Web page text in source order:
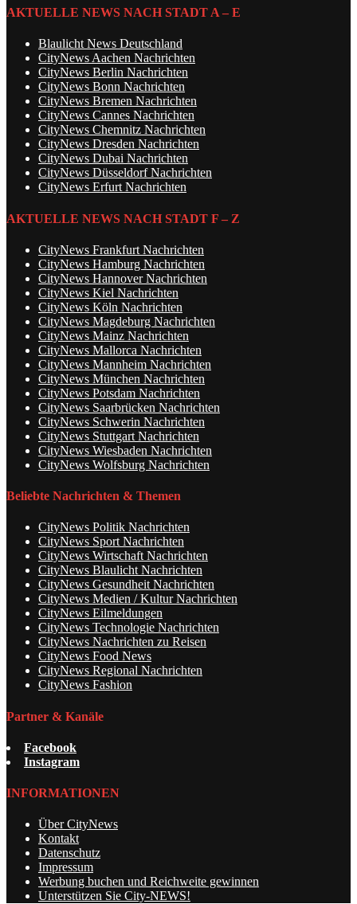
AKTUELLE NEWS NACH STADT A – E
Blaulicht News Deutschland
CityNews Aachen Nachrichten
CityNews Berlin Nachrichten
CityNews Bonn Nachrichten
CityNews Bremen Nachrichten
CityNews Cannes Nachrichten
CityNews Chemnitz Nachrichten
CityNews Dresden Nachrichten
CityNews Dubai Nachrichten
CityNews Düsseldorf Nachrichten
CityNews Erfurt Nachrichten
AKTUELLE NEWS NACH STADT F – Z
CityNews Frankfurt Nachrichten
CityNews Hamburg Nachrichten
CityNews Hannover Nachrichten
CityNews Kiel Nachrichten
CityNews Köln Nachrichten
CityNews Magdeburg Nachrichten
CityNews Mainz Nachrichten
CityNews Mallorca Nachrichten
CityNews Mannheim Nachrichten
CityNews München Nachrichten
CityNews Potsdam Nachrichten
CityNews Saarbrücken Nachrichten
CityNews Schwerin Nachrichten
CityNews Stuttgart Nachrichten
CityNews Wiesbaden Nachrichten
CityNews Wolfsburg Nachrichten
Beliebte Nachrichten & Themen
CityNews Politik Nachrichten
CityNews Sport Nachrichten
CityNews Wirtschaft Nachrichten
CityNews Blaulicht Nachrichten
CityNews Gesundheit Nachrichten
CityNews Medien / Kultur Nachrichten
CityNews Eilmeldungen
CityNews Technologie Nachrichten
CityNews Nachrichten zu Reisen
CityNews Food News
CityNews Regional Nachrichten
CityNews Fashion
Partner & Kanäle
Facebook
Instagram
INFORMATIONEN
Über CityNews
Kontakt
Datenschutz
Impressum
Werbung buchen und Reichweite gewinnen
Unterstützen Sie City-NEWS!